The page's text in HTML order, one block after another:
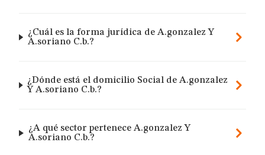
¿Cuál es la forma jurídica de A.gonzalez Y
A.soriano C.b.?
¿Dónde está el domicilio Social de A.gonzalez
Y A.soriano C.b.?
¿A qué sector pertenece A.gonzalez Y
A.soriano C.b.?